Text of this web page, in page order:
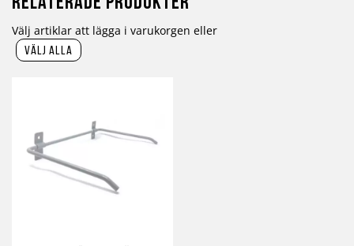
Välj artiklar att lägga i varukorgen eller
välj alla